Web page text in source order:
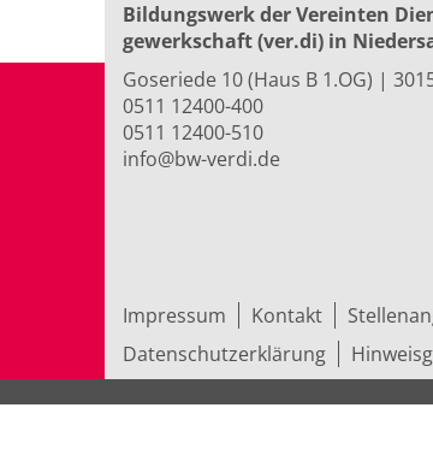
Bildungswerk der Vereinten
ge­werk­schaft (ver.di) in
Goseriede 10 (Haus B 1.OG) |
0511 12400-400
0511 12400-510
info@bw-verdi.de
Impressum Kontakt
Datenschutzerklärung